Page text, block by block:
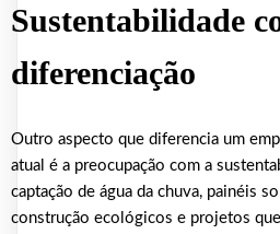
Sustentabilidade
diferenciação
Outro aspecto que diferencia um
atual é a preocupação com a
captação de água da chuva, painéis
construção ecológicos e projetos